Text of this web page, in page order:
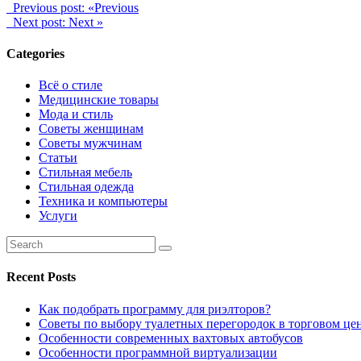
Previous post: «Previous
Next post: Next »
Categories
Всё о стиле
Медицинские товары
Мода и стиль
Советы женщинам
Советы мужчинам
Статьи
Стильная мебель
Стильная одежда
Техника и компьютеры
Услуги
Recent Posts
Как подобрать программу для риэлторов?
Советы по выбору туалетных перегородок в торговом
Особенности современных вахтовых автобусов
Особенности программной виртуализации